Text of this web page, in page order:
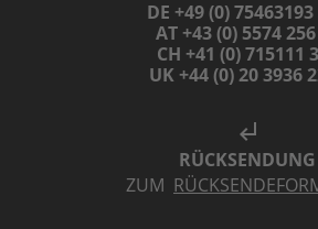
DE +49 (0)
AT +43 (0) 5574
CH +41 (0) 715111
UK +44 (0) 20 3936
subdirectory_arrow_left
RÜCKSENDUNG
ZUM